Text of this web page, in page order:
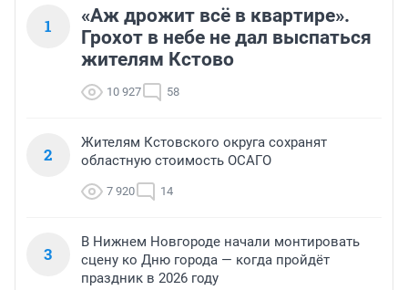
1
«Аж дрожит всё в квартире».
Грохот в небе не дал выспаться
жителям Кстово
10 927 58
2
Жителям Кстовского округа сохранят
областную стоимость ОСАГО
7 920 14
3
В Нижнем Новгороде начали монтировать
сцену ко Дню города — когда пройдёт
праздник в 2026 году